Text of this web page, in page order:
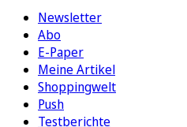
Newsletter
Abo
E-Paper
Meine Artikel
Shoppingwelt
Push
Testberichte